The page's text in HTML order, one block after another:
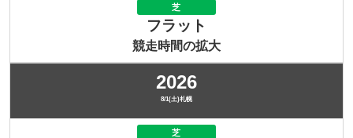
芝
フラット
競走時間の拡大
2026
8/1(土)札幌
芝